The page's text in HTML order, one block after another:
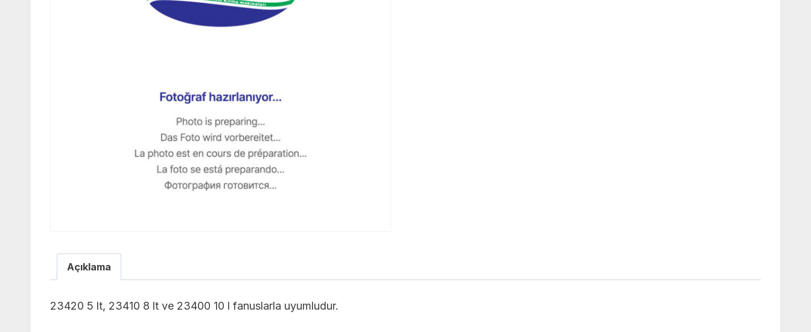
Açıklama
23420 5 lt, 23410 8 lt ve 23400 10 l fanuslarla uyumludur.